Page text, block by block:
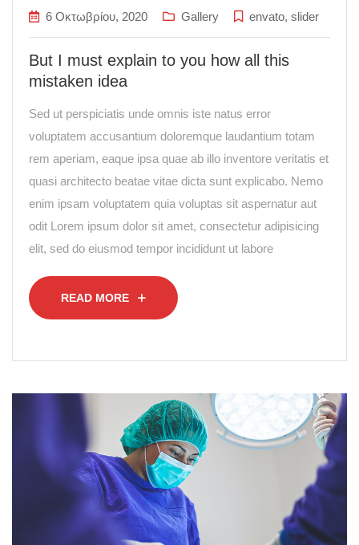
6 Οκτωβρίου, 2020 Gallery envato, slider
But I must explain to you how all this
mistaken idea
Sed ut perspiciatis unde omnis iste natus error
voluptatem accusantium doloremque laudantium totam
rem aperiam, eaque ipsa quae ab illo inventore veritatis et
quasi architecto beatae vitae dicta sunt explicabo. Nemo
enim ipsam voluptatem quia voluptas sit aspernatur aut
odit Lorem ipsum dolor sit amet, consectetur adipisicing
elit, sed do eiusmod tempor incididunt ut labore
READ MORE